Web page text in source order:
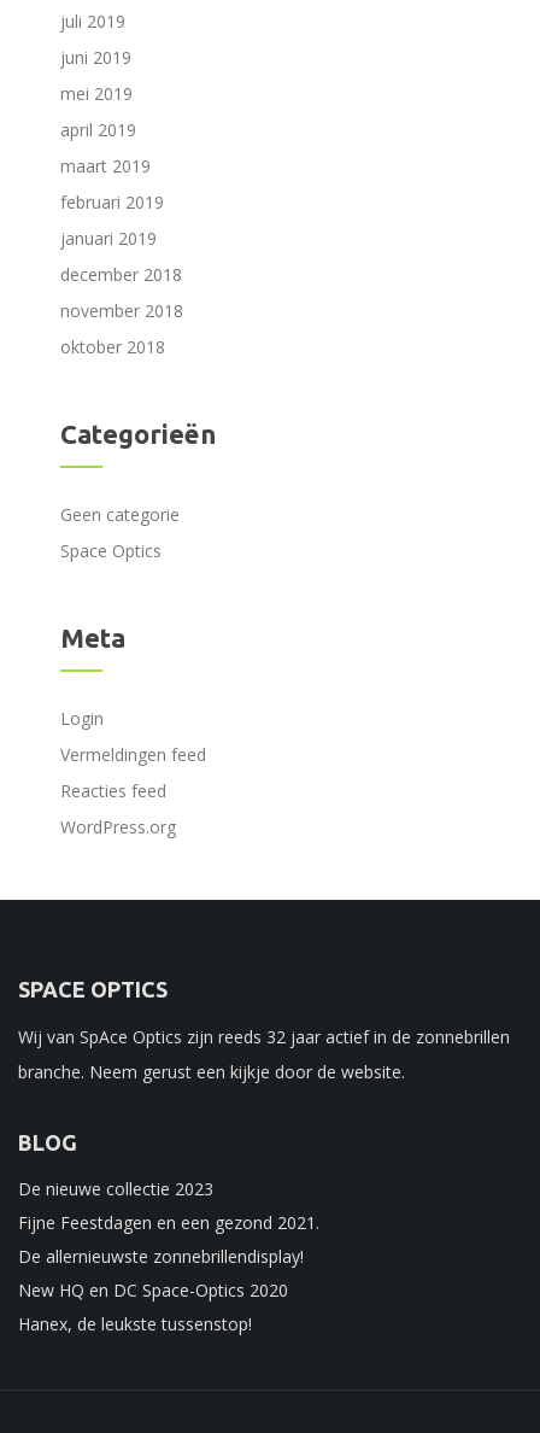
juli 2019
juni 2019
mei 2019
april 2019
maart 2019
februari 2019
januari 2019
december 2018
november 2018
oktober 2018
Categorieën
Geen categorie
Space Optics
Meta
Login
Vermeldingen feed
Reacties feed
WordPress.org
SPACE OPTICS
Wij van SpAce Optics zijn reeds 32 jaar actief in de zonnebrillen
branche. Neem gerust een kijkje door de website.
BLOG
De nieuwe collectie 2023
Fijne Feestdagen en een gezond 2021.
De allernieuwste zonnebrillendisplay!
New HQ en DC Space-Optics 2020
Hanex, de leukste tussenstop!